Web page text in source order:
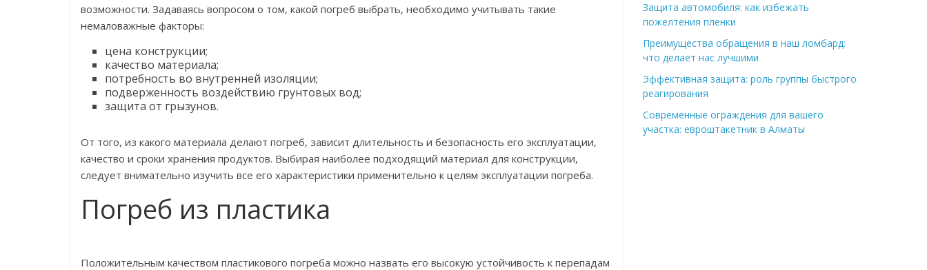
возможности. Задаваясь вопросом о том, какой погреб выбрать, необходимо учитывать такие
немаловажные факторы:
цена конструкции;
качество материала;
потребность во внутренней изоляции;
подверженность воздействию грунтовых вод;
защита от грызунов.
От того, из какого материала делают погреб, зависит длительность и безопасность его эксплуатации,
качество и сроки хранения продуктов. Выбирая наиболее подходящий материал для конструкции,
следует внимательно изучить все его характеристики применительно к целям эксплуатации погреба.
Погреб из пластика
Положительным качеством пластикового погреба можно назвать его высокую устойчивость к перепадам
Защита автомобиля: как избежать
пожелтения пленки
Преимущества обращения в наш ломбард:
что делает нас лучшими
Эффективная защита: роль группы быстрого
реагирования
Современные ограждения для вашего
участка: евроштакетник в Алматы